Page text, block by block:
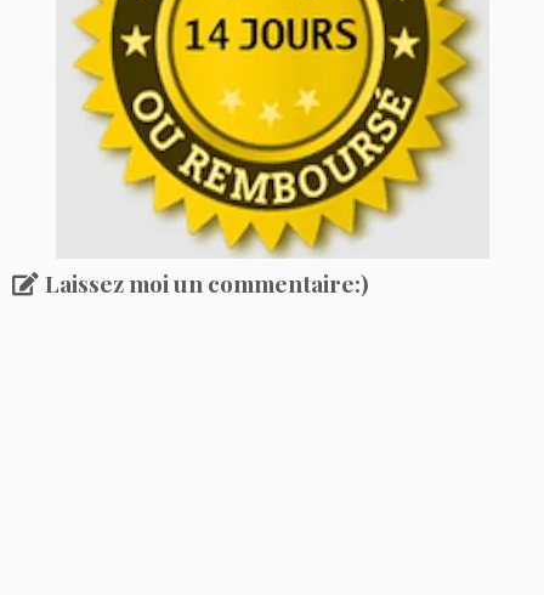
Laissez moi un commentaire:)